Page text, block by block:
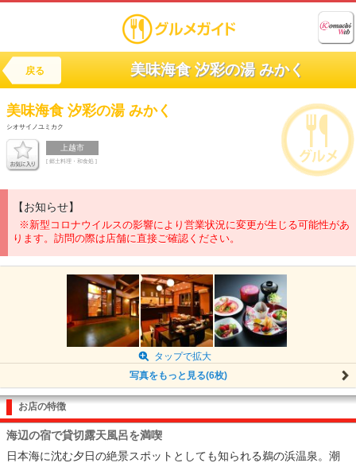
戻る 美味海食 汐彩の湯 みかく
美味海食 汐彩の湯 みかく
シオサイノユミカク
上越市
[ 郷土料理・和食処 ]
【お知らせ】
※新型コロナウイルスの影響により営業状況に変更が生じる可能性があ
ります。訪問の際は店舗に直接ご確認ください。
タップで拡大
写真をもっと見る(6枚)
お店の特徴
海辺の宿で貸切露天風呂を満喫
日本海に沈む夕日の絶景スポットとしても知られる鵜の浜温泉。潮